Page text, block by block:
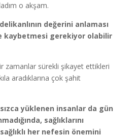
o akşam.
değerini anlaması
kaybetmesi gerekiyor olabilir
zamanlar sürekli şikayet ettikleri
aradıklarına çok şahit
yüklenen insanlar da gün
sağlıklarını
her nefesin önemini